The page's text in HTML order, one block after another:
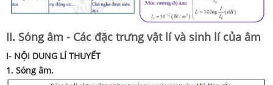
II. Sóng âm - Các đặc trưng vật lí và sinh lí của âm
I- NỘI DUNG LÍ THUYẾT
1. Sóng âm.